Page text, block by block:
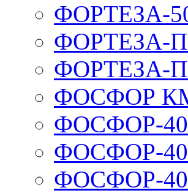
ФОРТЕЗА-
ФОРТЕЗА-
ФОРТЕЗА-
ФОСФОР
ФОСФОР-
ФОСФОР-
ФОСФОР-